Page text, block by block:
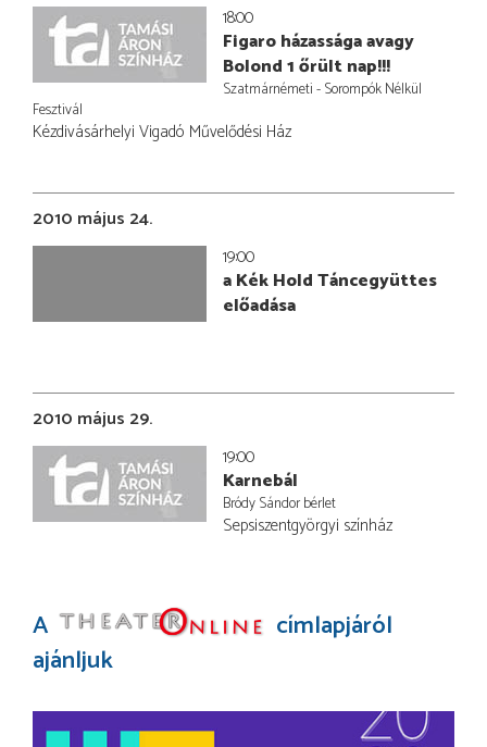
18:00
Figaro házassága avagy
Bolond 1 őrült nap!!!
Szatmárnémeti - Sorompók Nélkül
Fesztivál
Kézdivásárhelyi Vigadó Művelődési Ház
2010 május 24.
19:00
a Kék Hold Táncegyüttes
előadása
2010 május 29.
19:00
Karnebál
Bródy Sándor bérlet
Sepsiszentgyörgyi színház
A
címlapjáról
ajánljuk